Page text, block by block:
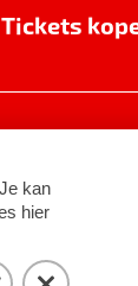
Tickets